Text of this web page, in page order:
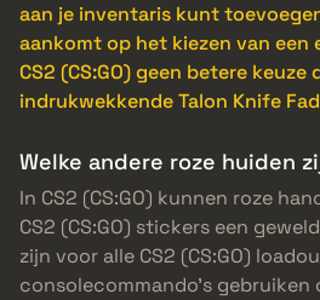
aan je inventaris kunt
aankomt op het kiezen van een
CS2 (CS:GO) geen betere keuze
indrukwekkende Talon Knife
Welke andere roze huiden
In CS2 (CS:GO) kunnen roze
CS2 (CS:GO) stickers een
zijn voor alle CS2 (CS:GO)
consolecommando’s gebruiken